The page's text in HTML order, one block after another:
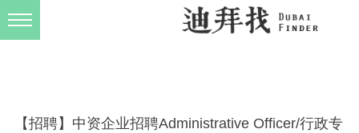
【招聘】中资企业招聘Administrative Officer/行政专